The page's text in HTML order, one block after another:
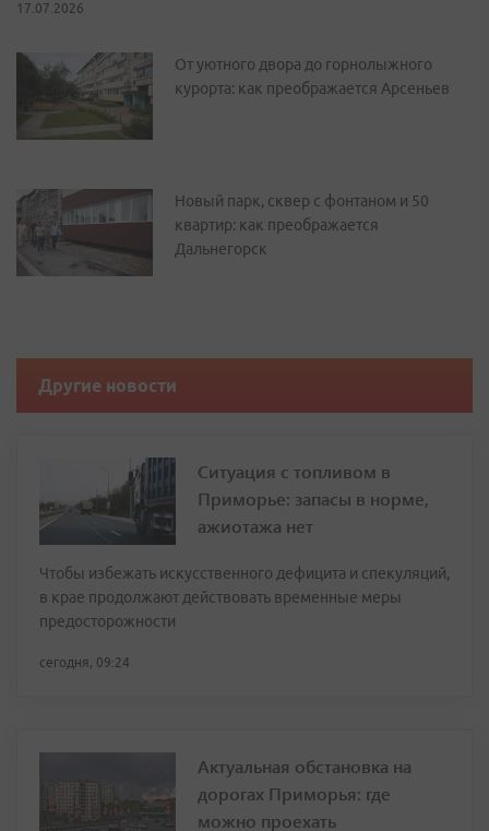
17.07.2026
От уютного двора до горнолыжного
курорта: как преображается Арсеньев
Новый парк, сквер с фонтаном и 50
квартир: как преображается
Дальнегорск
Другие новости
Ситуация с топливом в
Приморье: запасы в норме,
ажиотажа нет
Чтобы избежать искусственного дефицита и спекуляций,
в крае продолжают действовать временные меры
предосторожности
сегодня, 09:24
Актуальная обстановка на
дорогах Приморья: где
можно проехать